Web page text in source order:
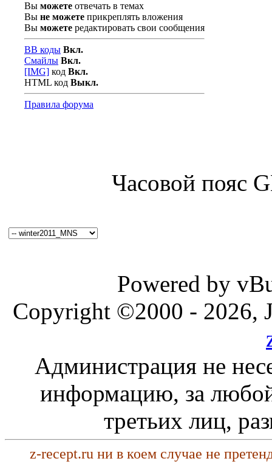
Вы можете отвечать в темах
Вы не можете прикреплять вложения
Вы можете редактировать свои сообщения
BB коды Вкл.
Смайлы Вкл.
[IMG] код Вкл.
HTML код Выкл.
Правила форума
Часовой пояс
Powered by
Copyright ©2000 - 2026,
Администрация не
информацию, за любой
третьих лиц,
z-recept.ru ни в коем случае не